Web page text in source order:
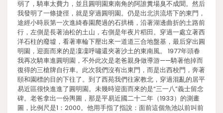
弱了，騎車太費力，並且圓明園東南角的阿誰糞場臭不成聞。然后
我發明了一條捷徑，就是穿過圓明園。仍是出北洪流塔下的東門，
途經小時辰第一次進綺春園爬過的石拱橋，沿著湖邊曲折的土路前
行，左側是長著油松的土山，右側是年夜片稻田。穿過一處立著西
洋石柱的廢墟，看著車輪下壓出來一道道三合地盤基，最后穿出圓
明園，迎面而來的是凜凜呼嘯還夾著沙土的東南風。 1977年頭春
我再次騎車進圓明園，不外此次是老爸親身做導游——騎著他掉而
復得的三槍牌自行車。此次我們沒有出東門，而是出西校門，奔著
頤和園標的目的下往了。到了西苑我們往家教北，穿過混亂的居平
易近區很快進進了圓明園。未幾時迎面而來的是“三一八”義士留念
碑。老爸拿出一份輿圖，那是平易近國二十二年（1933）的測畫
圖，比例尺是1：2000。他用手指了指說：面前這個魚池以前叫前